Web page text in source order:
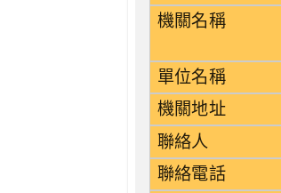
機關名稱
單位名稱
機關地址
聯絡人
聯絡電話